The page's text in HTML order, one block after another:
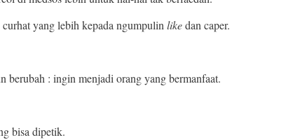
yang lebih kepada ngumpulinlikedan caper.
berubah : ingin menjadi orang yang bermanfaat.
bisa dipetik.